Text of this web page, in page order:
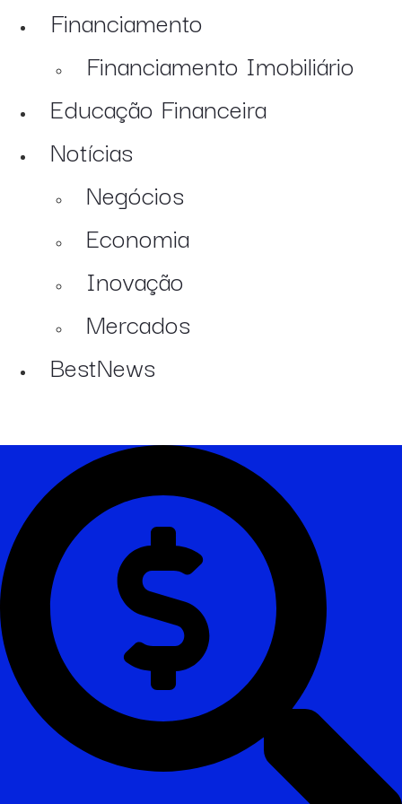
Financiamento
Financiamento Imobiliário
Educação Financeira
Notícias
Negócios
Economia
Inovação
Mercados
BestNews